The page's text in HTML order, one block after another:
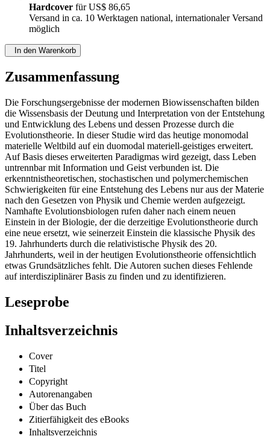
Hardcover fürUS$ 86,65
Versand in ca. 10 Werktagen national, internationaler Versand
möglich
In den Warenkorb
Zusammenfassung
Die Forschungsergebnisse der modernen Biowissenschaften bilden
die Wissensbasis der Deutung und Interpretation von der Entstehung
und Entwicklung des Lebens und dessen Prozesse durch die
Evolutionstheorie. In dieser Studie wird das heutige monomodal
materielle Weltbild auf ein duomodal materiell-geistiges erweitert.
Auf Basis dieses erweiterten Paradigmas wird gezeigt, dass Leben
untrennbar mit Information und Geist verbunden ist. Die
erkenntnistheoretischen, stochastischen und polymerchemischen
Schwierigkeiten für eine Entstehung des Lebens nur aus der Materie
nach den Gesetzen von Physik und Chemie werden aufgezeigt.
Namhafte Evolutionsbiologen rufen daher nach einem neuen
Einstein in der Biologie, der die derzeitige Evolutionstheorie durch
eine neue ersetzt, wie seinerzeit Einstein die klassische Physik des
19. Jahrhunderts durch die relativistische Physik des 20.
Jahrhunderts, weil in der heutigen Evolutionstheorie offensichtlich
etwas Grundsätzliches fehlt. Die Autoren suchen dieses Fehlende
auf interdisziplinärer Basis zu finden und zu identifizieren.
Leseprobe
Inhaltsverzeichnis
Cover
Titel
Copyright
Autorenangaben
Über das Buch
Zitierfähigkeit des eBooks
Inhaltsverzeichnis